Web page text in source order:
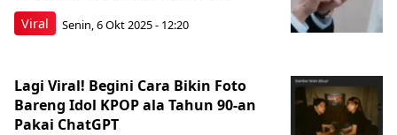
Viral Senin, 6 Okt 2025 - 12:20
Lagi Viral! Begini Cara Bikin Foto
Bareng Idol KPOP ala Tahun 90-an
Pakai ChatGPT